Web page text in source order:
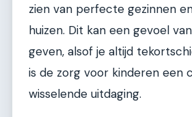
zien van perfecte gezinnen
huizen. Dit kan een gevoel
geven, alsof je altijd
is de zorg voor kinderen een
wisselende uitdaging.